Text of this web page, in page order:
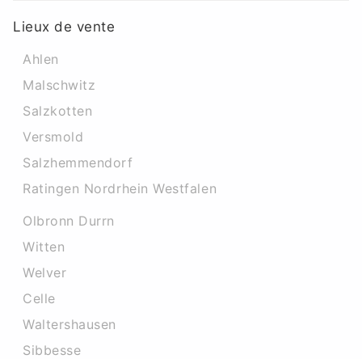
Lieux de vente
Ahlen
Malschwitz
Salzkotten
Versmold
Salzhemmendorf
Ratingen Nordrhein Westfalen
Olbronn Durrn
Witten
Welver
Celle
Waltershausen
Sibbesse